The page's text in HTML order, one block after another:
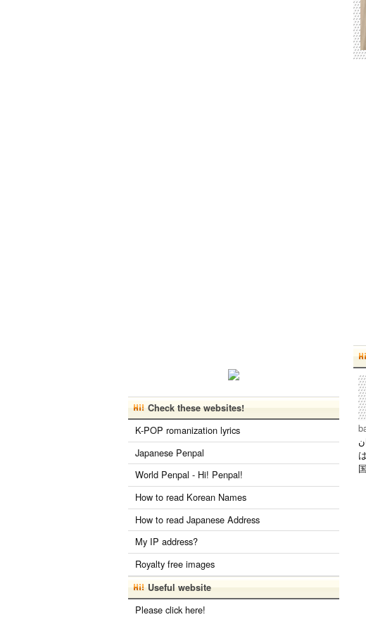
Check these websites!
K-POP romanization lyrics
Japanese Penpal
World Penpal - Hi! Penpal!
How to read Korean Names
How to read Japanese Address
My IP address?
Royalty free images
Useful website
Please click here!